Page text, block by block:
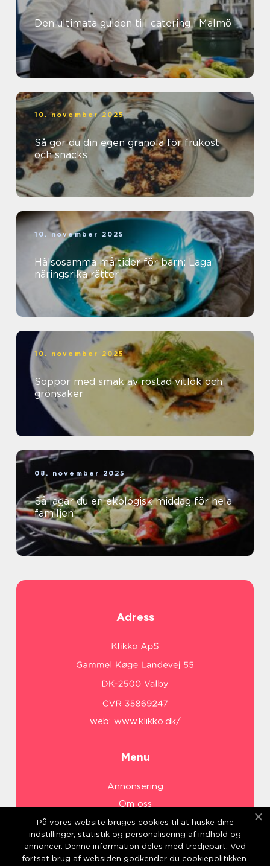
Den ultimata guiden till catering i Malmö
10. november 2025
Så gör du din egen granola för frukost
och snacks
10. november 2025
Hälsosamma måltider för barn: Laga
näringsrika rätter
10. november 2025
Soppor med smak av rostad vitlök och
grönsaker
08. november 2025
Så lagar du en ekologisk middag för hela
familjen
Adress
web: www.klikko.dk/
Menu
Annonsering
Om oss
Cookies
Kontakta oss
Sitemap
På vores website bruges cookies til at huske dine
indstillinger, statistik og personalisering af indhold og
annoncer. Denne information deles med tredjepart. Ved
fortsat brug af websiden godkender du cookiepolitikken.